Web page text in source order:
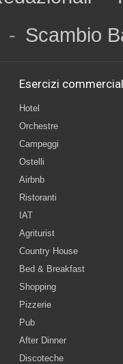
- Scambio
Esercizi
Hotel
Orchestre
Campeggi
Ostelli
Airbnb
Ristoranti
IAT
Agriturist
Country House
Bed & Breakfast
Shopping
Pizzerie
Pub
After Dinner
Discoteche